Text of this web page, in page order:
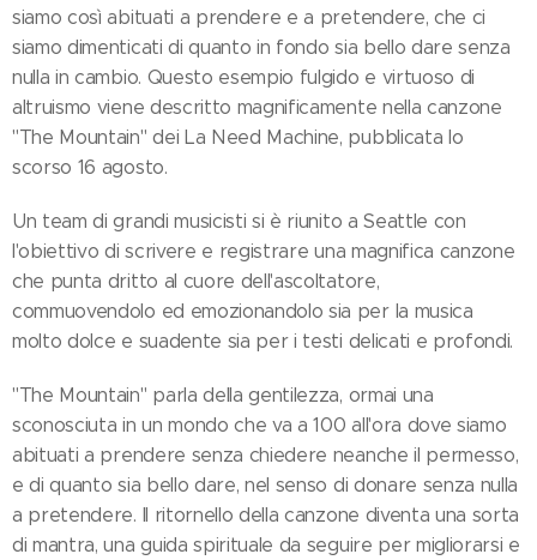
siamo così abituati a prendere e a pretendere, che ci
siamo dimenticati di quanto in fondo sia bello dare senza
nulla in cambio. Questo esempio fulgido e virtuoso di
altruismo viene descritto magnificamente nella canzone
"The Mountain" dei La Need Machine, pubblicata lo
scorso 16 agosto.
Un team di grandi musicisti si è riunito a Seattle con
l'obiettivo di scrivere e registrare una magnifica canzone
che punta dritto al cuore dell'ascoltatore,
commuovendolo ed emozionandolo sia per la musica
molto dolce e suadente sia per i testi delicati e profondi.
"The Mountain" parla della gentilezza, ormai una
sconosciuta in un mondo che va a 100 all'ora dove siamo
abituati a prendere senza chiedere neanche il permesso,
e di quanto sia bello dare, nel senso di donare senza nulla
a pretendere. Il ritornello della canzone diventa una sorta
di mantra, una guida spirituale da seguire per migliorarsi e